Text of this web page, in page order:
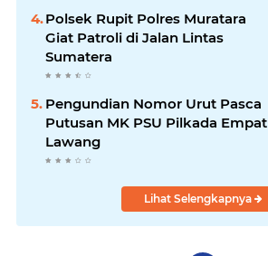
Polsek Rupit Polres Muratara
Giat Patroli di Jalan Lintas
Sumatera
Pengundian Nomor Urut Pasca
Putusan MK PSU Pilkada Empat
Lawang
Lihat Selengkapnya